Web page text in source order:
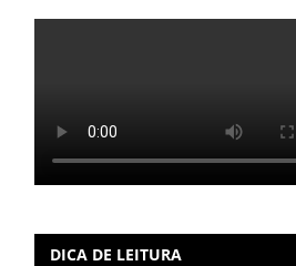
DICA DE LEITURA